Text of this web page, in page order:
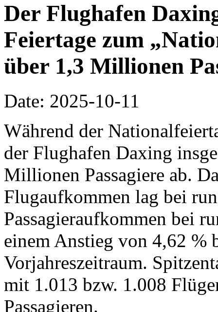
Der Flughafen
Feiertage zum
über 1,3 Millionen
Date: 2025-10-11
Während der
der Flughafen Daxing
Millionen Passagiere ab.
Flugaufkommen lag bei
Passagieraufkommen bei
einem Anstieg von 4,62 %
Vorjahreszeitraum.
mit 1.013 bzw. 1.008
Passagieren.